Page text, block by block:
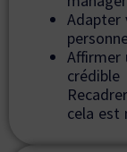
Adapter
Affirmer
crédible
cela est